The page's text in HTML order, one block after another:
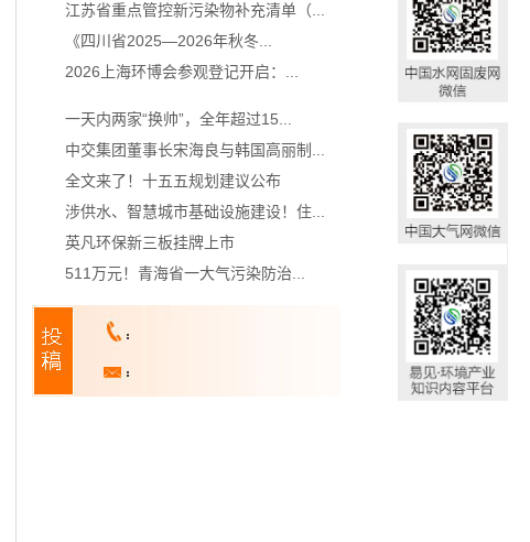
江苏省重点管控新污染物补充清单（...
《四川省2025—2026年秋冬...
2026上海环博会参观登记开启：...
一天内两家“换帅”，全年超过15...
中交集团董事长宋海良与韩国高丽制...
全文来了！十五五规划建议公布
涉供水、智慧城市基础设施建设！住...
英凡环保新三板挂牌上市
511万元！青海省一大气污染防治...